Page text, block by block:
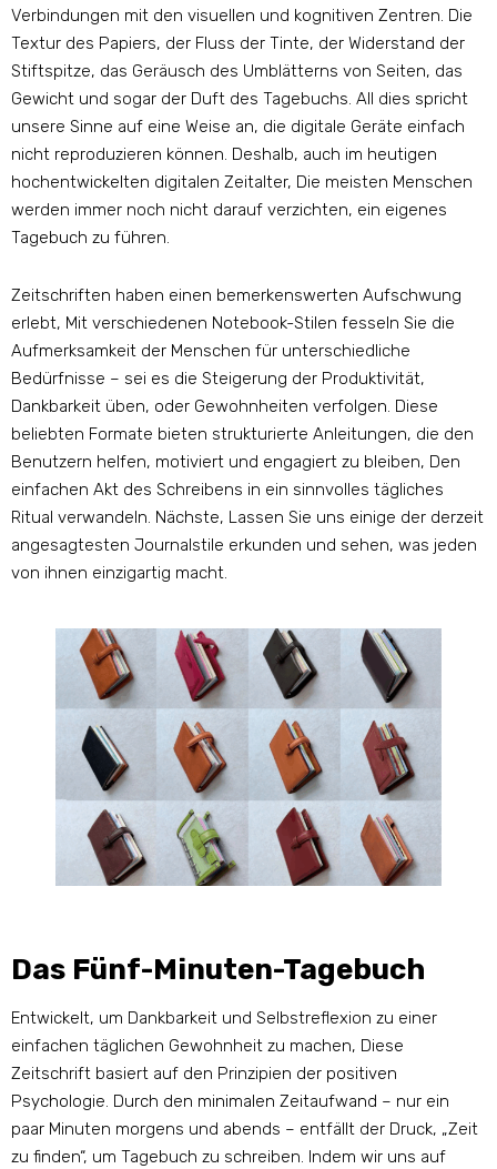
Verbindungen mit den visuellen und kognitiven Zentren. Die
Textur des Papiers, der Fluss der Tinte, der Widerstand der
Stiftspitze, das Geräusch des Umblätterns von Seiten, das
Gewicht und sogar der Duft des Tagebuchs. All dies spricht
unsere Sinne auf eine Weise an, die digitale Geräte einfach
nicht reproduzieren können. Deshalb, auch im heutigen
hochentwickelten digitalen Zeitalter, Die meisten Menschen
werden immer noch nicht darauf verzichten, ein eigenes
Tagebuch zu führen.
Zeitschriften haben einen bemerkenswerten Aufschwung
erlebt, Mit verschiedenen Notebook-Stilen fesseln Sie die
Aufmerksamkeit der Menschen für unterschiedliche
Bedürfnisse – sei es die Steigerung der Produktivität,
Dankbarkeit üben, oder Gewohnheiten verfolgen. Diese
beliebten Formate bieten strukturierte Anleitungen, die den
Benutzern helfen, motiviert und engagiert zu bleiben, Den
einfachen Akt des Schreibens in ein sinnvolles tägliches
Ritual verwandeln. Nächste, Lassen Sie uns einige der derzeit
angesagtesten Journalstile erkunden und sehen, was jeden
von ihnen einzigartig macht.
Das Fünf-Minuten-Tagebuch
Entwickelt, um Dankbarkeit und Selbstreflexion zu einer
einfachen täglichen Gewohnheit zu machen, Diese
Zeitschrift basiert auf den Prinzipien der positiven
Psychologie. Durch den minimalen Zeitaufwand – nur ein
paar Minuten morgens und abends – entfällt der Druck, „Zeit
zu finden“, um Tagebuch zu schreiben. Indem wir uns auf